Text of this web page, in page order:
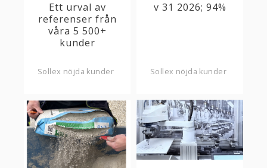
Ett urval av
referenser från
våra 5 500+
kunder
Sollex nöjda kunder
v 31 2026; 94%
Sollex nöjda kunder